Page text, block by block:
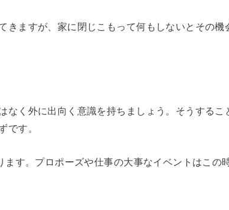
きますが、家に閉じこもって何もしないとその機
なく外に出向く意識を持ちましょう。そうするこ
です。
す。プロポーズや仕事の大事なイベントはこの